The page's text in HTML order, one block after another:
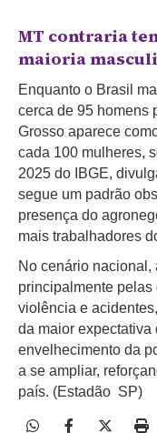
MT contraria
maioria
Enquanto o Brasil
cerca de 95 homens
Grosso aparece
cada 100 mulheres,
2025 do IBGE,
segue um padrão
presença do
mais trabalhadores
No cenário
principalmente
violência e
da maior expectativa
envelhecimento da
a se ampliar,
país. (Estadão SP)